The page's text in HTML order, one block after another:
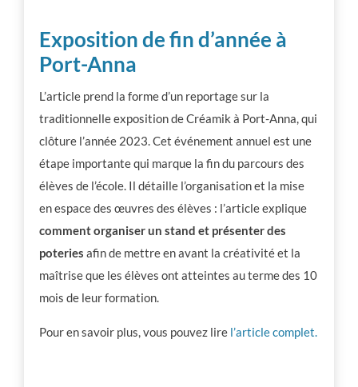
Exposition de fin d’année à
Port-Anna
L’article prend la forme d’un reportage sur la
traditionnelle exposition de Créamik à Port-Anna, qui
clôture l’année 2023. Cet événement annuel est une
étape importante qui marque la fin du parcours des
élèves de l’école. Il détaille l’organisation et la mise
en espace des œuvres des élèves : l’article explique
comment organiser un stand et présenter des
poteries afin de mettre en avant la créativité et la
maîtrise que les élèves ont atteintes au terme des 10
mois de leur formation.
Pour en savoir plus, vous pouvez lire l’article complet.